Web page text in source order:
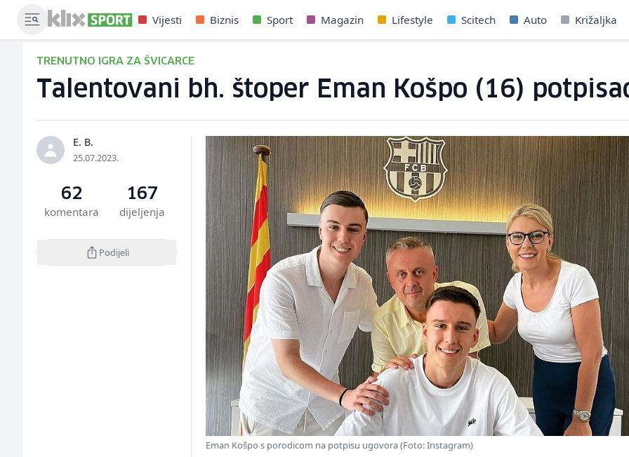
Vijesti Biznis Sport Magazin Lifestyle Scitech Auto Križaljka
TRENUTNO IGRA ZA ŠVICARCE
Talentovani bh. štoper Eman Košpo (16)
E. B.
25.07.2023.
62
komentara
167
dijeljenja
Podijeli
Eman Košpo s porodicom na potpisu ugovora (Foto: Instagram)